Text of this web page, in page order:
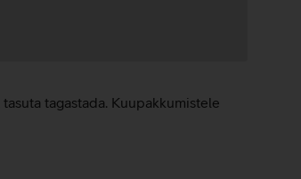
tasuta tagastada. Kuupakkumistele